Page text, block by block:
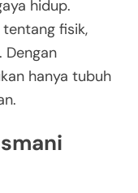
hidup.
fisik,
Dengan
hanya tubuh